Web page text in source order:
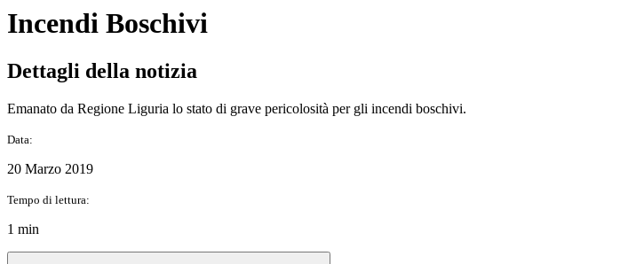
Incendi Boschivi
Dettagli della notizia
Emanato da Regione Liguria lo stato di grave pericolosità per gli incendi boschivi.
Data:
20 Marzo 2019
Tempo di lettura:
1 min